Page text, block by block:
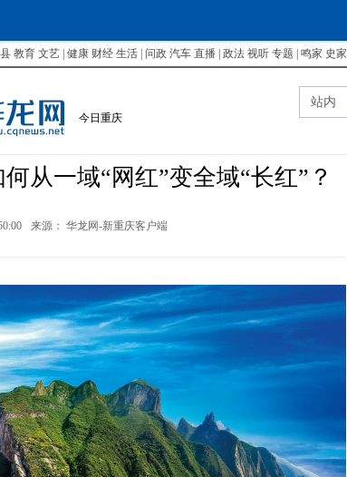
教育 文艺 健康 财经 生活 问政 汽车 直播 政法 视听 专题 鸣家 史家
今日重庆
站内
从一域“网红”变全域“长红”？
来源： 华龙网-新重庆客户端